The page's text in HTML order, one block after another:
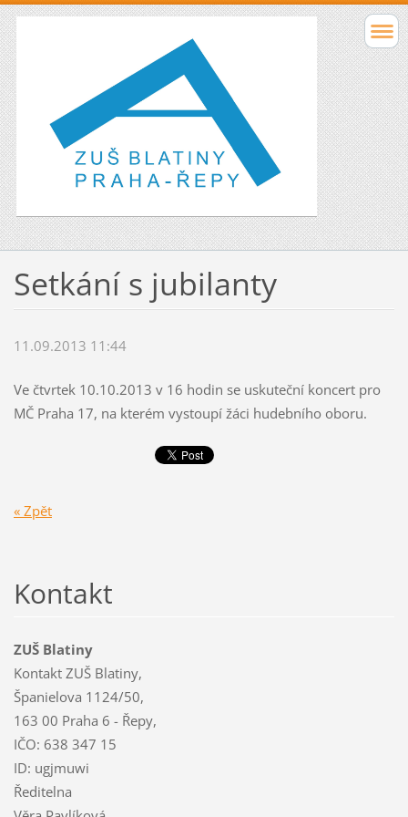
Setkání s jubilanty
11.09.2013 11:44
Ve čtvrtek 10.10.2013 v 16 hodin se uskuteční koncert pro
MČ Praha 17, na kterém vystoupí žáci hudebního oboru.
« Zpět
Kontakt
ZUŠ Blatiny
Kontakt ZUŠ Blatiny,
Španielova 1124/50,
163 00 Praha 6 - Řepy,
IČO: 638 347 15
ID: ugjmuwi
Ředitelna